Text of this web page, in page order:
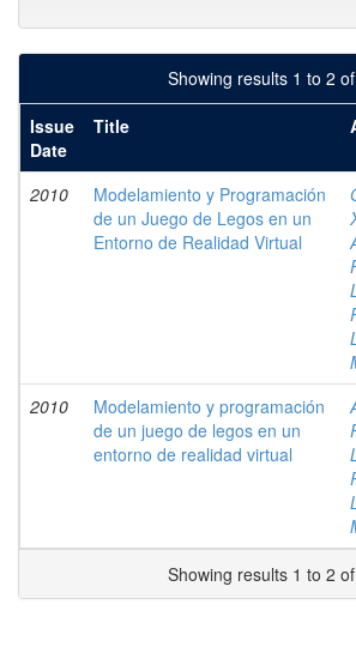
Showing results 1 to 2
Issue
Date
Title
2010
Modelamiento y Programación
de un Juego de Legos en un
Entorno de Realidad Virtual
2010
Modelamiento y programación
de un juego de legos en un
entorno de realidad virtual
Showing results 1 to 2